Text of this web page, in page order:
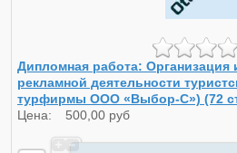
Дипломная работа: Организация
рекламной деятельности
турфирмы ООО «Выбор-С») (72
Цена: 500,00 руб